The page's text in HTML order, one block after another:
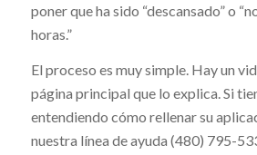
poner que ha sido “descansado” o
horas.”
El proceso es muy simple. Hay un
página principal que lo explica. Si
entendiendo cómo rellenar su
nuestra línea de ayuda (480) 795-